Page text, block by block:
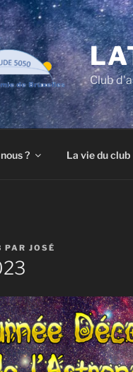
Club
? La vie du club
PAR JOSÉ